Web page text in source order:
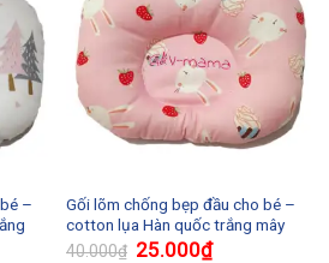
–
Gối lõm chống bẹp đầu cho bé –
cotton lụa Hàn quốc trắng mây
40.000₫ 25.000₫